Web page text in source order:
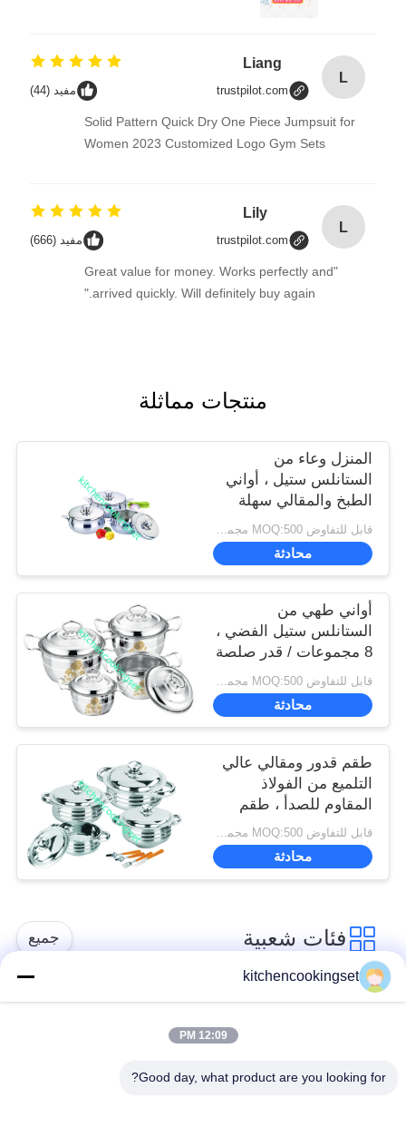
L
Liang
trustpilot.com مفيد (44)
Solid Pattern Quick Dry One Piece Jumpsuit for
Women 2023 Customized Logo Gym Sets
L
Lily
trustpilot.com مفيد (666)
"Great value for money. Works perfectly and
arrived quickly. Will definitely buy again."
منتجات مماثلة
المنزل وعاء من
الستانلس ستيل ، أواني
الطبخ والمقالي سهلة
التنظيف
محادثة
أواني طهي من
الستانلس ستيل الفضي ،
8 مجموعات / قدر صلصة
ستانلس ستيل
قابل للتفاوض MOQ:500 مجموعة
محادثة
طقم قدور ومقالي عالي
التلميع من الفولاذ
المقاوم للصدأ ، طقم
قدر من الفولاذ المقاوم
للصدأ
قابل للتفاوض MOQ:500 مجموعة
محادثة
فئات شعبية جميع
طقم أواني طهي غير
مجموعات أواني
kitchencookingset
12:09 PM
Good day, what product are you looking for?